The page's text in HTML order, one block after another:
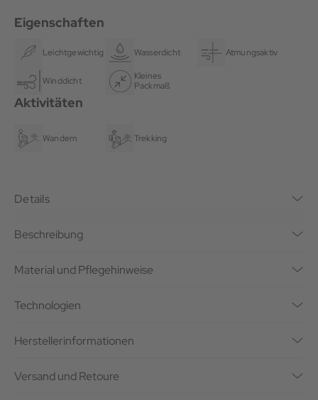
Eigenschaften
Leichtgewichtig Wasserdicht Atmungsaktiv
Winddicht
Kleines
Packmaß
Aktivitäten
Wandern Trekking
Details
Beschreibung
Material und Pflegehinweise
Technologien
Herstellerinformationen
Versand und Retoure